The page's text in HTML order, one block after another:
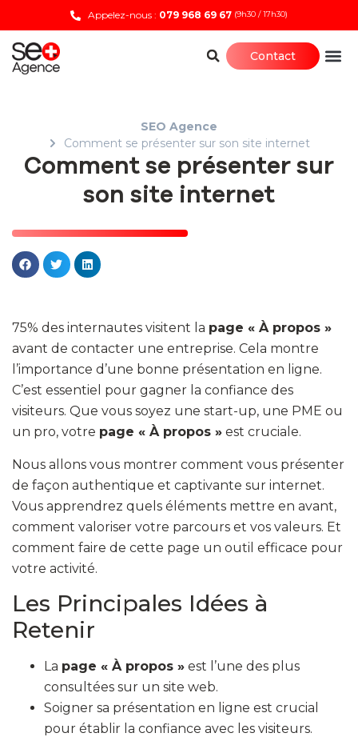
Appelez-nous : 079 968 69 67 (9h30 / 17h30)
Contact
SEO Agence
Comment se présenter sur son site internet
Comment se présenter sur
son site internet
75% des internautes visitent la page « À propos »
avant de contacter une entreprise. Cela montre
l’importance d’une bonne présentation en ligne.
C’est essentiel pour gagner la confiance des
visiteurs. Que vous soyez une start-up, une PME ou
un pro, votre page « À propos » est cruciale.
Nous allons vous montrer comment vous présenter
de façon authentique et captivante sur internet.
Vous apprendrez quels éléments mettre en avant,
comment valoriser votre parcours et vos valeurs. Et
comment faire de cette page un outil efficace pour
votre activité.
Les Principales Idées à
Retenir
La page « À propos » est l’une des plus
consultées sur un site web.
Soigner sa présentation en ligne est crucial
pour établir la confiance avec les visiteurs.